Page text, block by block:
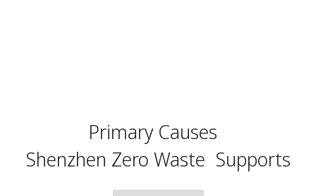
Primary Causes
Shenzhen Zero Waste Supports